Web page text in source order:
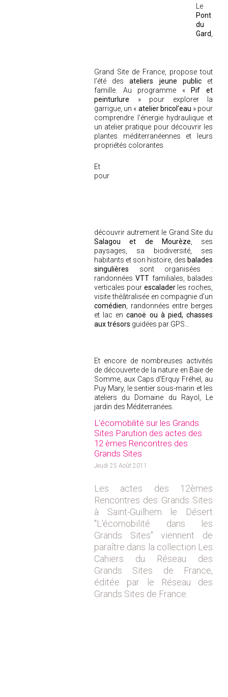
Le
Pont
du
Gard
Grand Site de France, propose tout
l’été desateliers jeune publicet
famille. Au programme « Pif et
peinturlure » pour explorer la
garrigue, un « atelier bricol’eau » pour
comprendre l’énergie hydraulique et
un atelier pratique pour découvrir les
plantes méditerranéennes et leurs
propriétés colorantes.
Et
pour
découvrir autrement le Grand Site du
Salagou
et de Mourèze , ses
paysages, sa biodiversité, ses
habitants et son histoire, des balades
singulières sont organisées :
randonnéesVTT familiales, balades
verticales pour escaladerles roches,
visite théâtralisée en compagnie d’un
comédien , randonnées entre berges
et lac encanoë ou à pied, chasses
aux trésors guidées par GPS…
Et encore de nombreuses activités
de découverte de la nature en Baie de
Somme, aux Caps d'Erquy Fréhel, au
Puy Mary, le sentier sous-marin et les
ateliers du Domaine du Rayol, Le
jardin des Méditerranées.
L'écomobilité sur les Grands
Sites Parution des actes des
12 èmes Rencontres des
Grands Sites
Jeudi 25 Août 2011
Les actes des 12èmes
Rencontres des Grands Sites
à Saint-Guilhem le Désert
"L'écomobilité dans les
Grands Sites" viennent de
paraître dans la collection Les
Cahiers du Réseau des
Grands Sites de France,
éditée par le Réseau des
Grands Sites de France.